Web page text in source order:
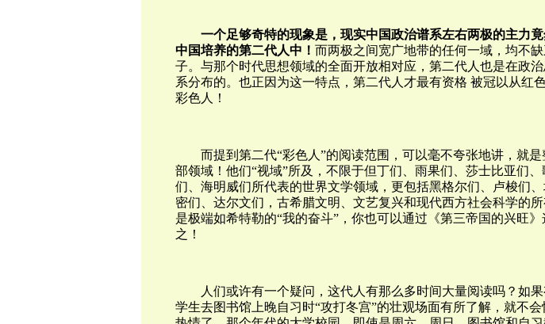
一个足够奇特的现象是，现实中国政治谱系左右两极的主力
中国培养的第二代人中！ 而两极之间宽广地带的任何一域，均不
子。与那个时代思想领域的全面开放相对应，第二代人也是在政
系分布的。也正因为这一特点，第二代人才最有资格 被冠以从红
彩色人！
而提到第二代“彩色人”的阅读范围，可以毫不夸张地讲，就
部领域！他们“视域”所及，不限于但丁们、雨果们、莎士比亚们
们、海明威们所代表的世界文学领域，更包括黑格尔们、卢梭们
密们、达尔文们，古希腊文明、文艺复兴和现代西方社会科学的
是极端如希特勒的“我的奋斗”，你也可以通过《第三帝国的兴旺
之！
人们或许有一个疑问，这代人有那么多时间大量阅读吗？如
学生去图书馆上晚自习时“攻打冬宫”的壮观场面有所了解，就不